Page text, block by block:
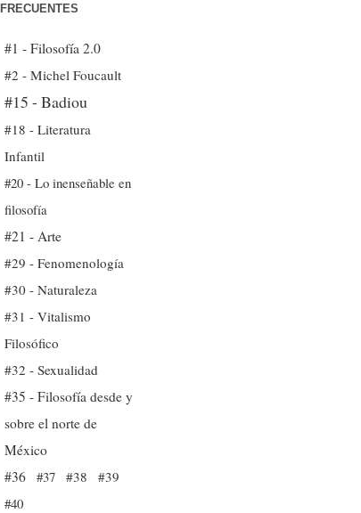
FRECUENTES
#1 - Filosofía 2.0
#2 - Michel Foucault
#15 - Badiou
#18 - Literatura
Infantil
#20 - Lo inenseñable en
filosofía
#21 - Arte
#29 - Fenomenología
#30 - Naturaleza
#31 - Vitalismo
Filosófico
#32 - Sexualidad
#35 - Filosofía desde y
sobre el norte de
México
#36
#37 #38
#39
#40